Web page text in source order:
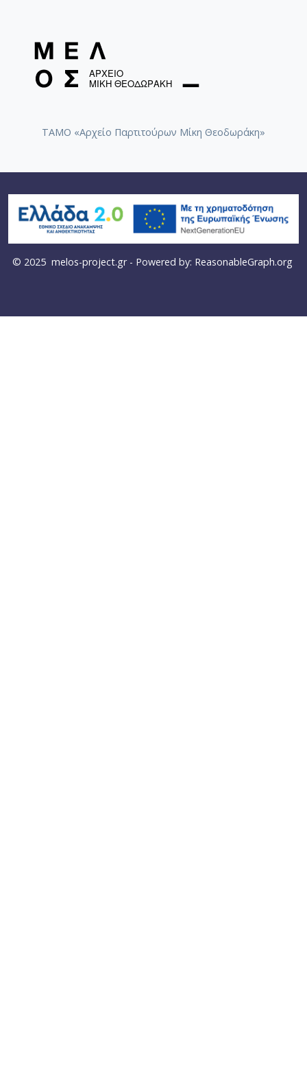
ΤΑΜΟ «Αρχείο Παρτιτούρων Μίκη Θεοδωράκη»
© 2025 melos-project.gr- Powered by: ReasonableGraph.org